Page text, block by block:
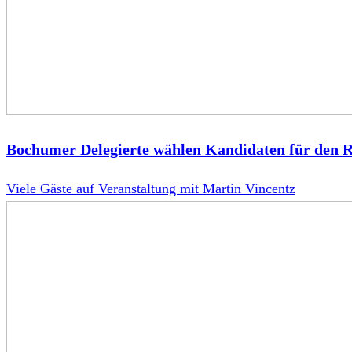
Bochumer Delegierte wählen Kandidaten für den
Viele Gäste auf Veranstaltung mit Martin Vincentz